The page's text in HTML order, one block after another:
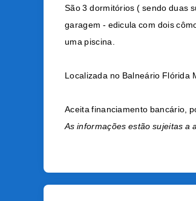
São 3 dormitórios ( sendo duas
garagem - edicula com dois
uma piscina.
Localizada no Balneário Flórida
Aceita financiamento bancário,
As informações estão sujeitas a